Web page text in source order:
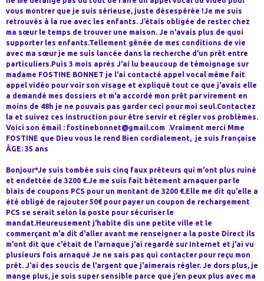
vous montrer que je suis sérieuse, juste désespérée !Je me suis
retrouvés à la rue avec les enfants. J’étais obligée de rester chez
ma sœur le temps de trouver une maison. Je n'avais plus de quoi
supporter les enfants.Tellement gênée de mes conditions de vie
avec ma sœur je me suis lancée dans la recherche d'un prêt entre
particuliers.Puis 3 mois après J'ai lu beaucoup de témoignage sur
madame FOSTINE BONNET je l'ai contacté appel vocal même fait
appel vidéo pour voir son visage et expliqué tout ce que j'avais elle
a demandé mes dossiers et m'a accordé mon prêt par virement en
moins de 48h je ne pouvais pas garder ceci pour moi seul.Contactez
la et suivez ces instruction pour être servir et régler vos problèmes.
Voici son émail : fostinebonnet@gmail.com .Vraiment merci Mme
FOSTINE que Dieu vous le rend Bien cordialement, je suis française
ÂGE: 35 ans
Bonjour*Je suis tombée suis cinq faux prêteurs qui m'ont plus ruiné
et endettée de 3200 €.Je me suis fait bêtement arnaquer par le
biais de coupons PCS pour un montant de 3200 €.Elle me dit qu'elle a
été obligé de rajouter 50€ pour payer un coupon de rechargement
PCS se serait selon la poste pour sécuriser le
mandat.Heureusement j'habite dis une petite ville et le
commerçant m'a dit d'aller avant me renseigner a la poste Direct ils
m'ont dit que c'était de l'arnaque j'ai regardé sur Internet et j'ai vu
plusieurs fois arnaqué Je ne sais pas qui contacter pour reçu mon
prêt. J'ai des soucis de l'argent que j'aimerais régler. Je dors plus, je
mange plus, je suis super sensible parce que j’en peux plus avec ma